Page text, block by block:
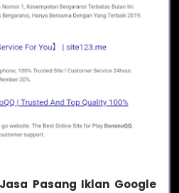
Pasang Iklan Google